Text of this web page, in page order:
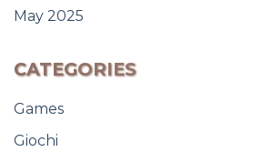
May 2025
CATEGORIES
Games
Giochi